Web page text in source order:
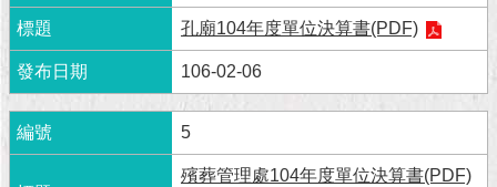
活
動
主
題
館
孔廟104年度單位決算書(PDF)
106-02-06
5
殯葬管理處104年度單位決算書(PDF)